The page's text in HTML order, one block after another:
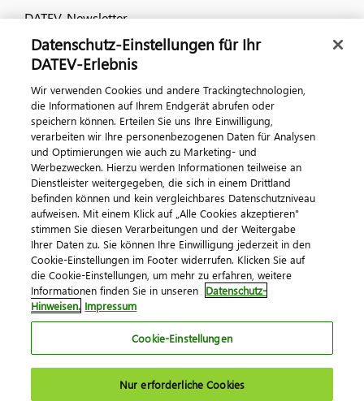
DATEV-Newsletter
Kontaktieren Sie uns
© 2026 DATEV eG
ImpressumDatenschutzAGB Kontakt
Cookie-Einstellungen
Datenschutz-Einstellungen für Ihr
DATEV-Erlebnis
Wir verwenden Cookies und andere Trackingtechnologien,
die Informationen auf Ihrem Endgerät abrufen oder
speichern können. Erteilen Sie uns Ihre Einwilligung,
verarbeiten wir Ihre personenbezogenen Daten für Analysen
und Optimierungen wie auch zu Marketing- und
Werbezwecken. Hierzu werden Informationen teilweise an
Dienstleister weitergegeben, die sich in einem Drittland
befinden können und kein vergleichbares Datenschutzniveau
aufweisen. Mit einem Klick auf „Alle Cookies akzeptieren"
stimmen Sie diesen Verarbeitungen und der Weitergabe
Ihrer Daten zu. Sie können Ihre Einwilligung jederzeit in den
Cookie-Einstellungen im Footer widerrufen. Klicken Sie auf
die Cookie-Einstellungen, um mehr zu erfahren, weitere
Informationen finden Sie in unseren Datenschutz-
Hinweisen. Impressum
Cookie-Einstellungen
Nur erforderliche Cookies